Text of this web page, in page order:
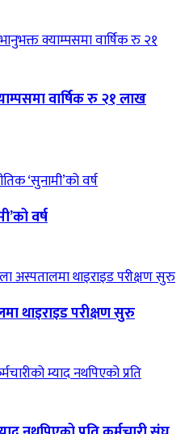
वार्षिक रु २१ लाख
वर्ष
थाइराइड परीक्षण सुरु